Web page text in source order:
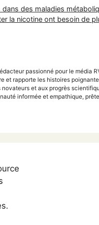
des maladies
la nicotine ont besoin de
passionné pour le média
et rapporte les histoires
et aux progrès
informée et empathique,